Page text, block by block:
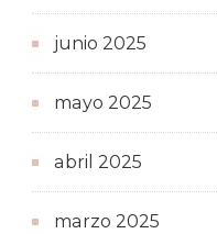
junio 2025
mayo 2025
abril 2025
marzo 2025